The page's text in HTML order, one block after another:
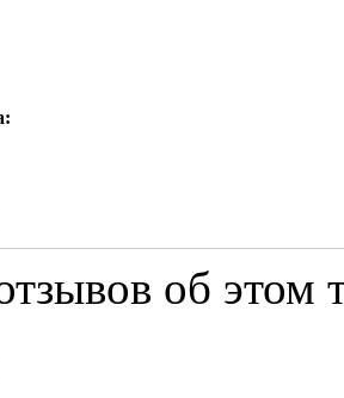
об этом